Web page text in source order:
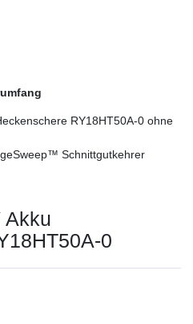
RY18HT50A-0 ohne
Schnittgutkehrer
Akku
0